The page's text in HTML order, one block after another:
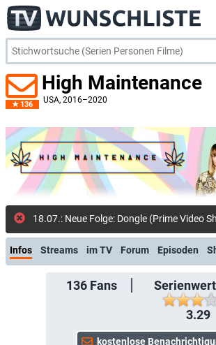
136
High Maintenance
USA, 2016–2020
18.07.: Neue Folge: Dongle (Prime Video
Infos Streams im TV Forum Episoden
136Fans
3.29